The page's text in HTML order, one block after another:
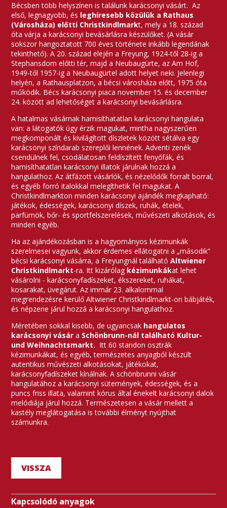
Bécsben több helyszínen is találunk karácsonyi vásárt. Az
első, legnagyobb, és leghíresebb közülük a Rathaus
(Városháza) előtti Christkindlmarkt, mely a 18. század
óta várja a karácsonyi bevásárlásra készülőket. (A vásár
sokszor hangoztatott 700 éves története inkább legendának
tekinthető). A 20. század elején a Freyung, 1924-től 28-ig a
Stephansdom előtti tér, majd a Neubaugürte, az Am Hof,
1949-től 1957-ig a Neubaugürtel adott helyet neki. Jelenlegi
helyén, a Rathausplatzon, a bécsi városháza előtt, 1975 óta
működik. Bécs karácsonyi piaca november 15. és december
24. között ad lehetőséget a karácsonyi bevásárlásra.
A hatalmas vásárnak hamisíthatatlan karácsonyi hangulata
van: a látogatók úgy érzik magukat, mintha nagyszerűen
megkomponált és kivilágított díszletek között sétálva egy
karácsonyi színdarab szereplői lennének. Adventi zenék
csendülnek fel, csodálatosan feldíszített fenyőfák, és
hamisíthatatlan karácsonyi illatok járulnak hozzá a
hangulathoz. Az átfázott vásárlók, és nézelődők forralt borral,
és egyéb forró italokkal melegíthetik fel magukat. A
Christkindlmarkton minden karácsonyi ajándék megkapható:
játékok, édességek, karácsonyi díszek, ruhák, ételek,
parfümök, bőr- és sportfelszerelések, művészeti alkotások, és
minden egyéb.
Ha az ajándékozásban is a hagyományos kézimunkák
szerelmesei vagyunk, akkor érdemes ellátogatni a „második”
bécsi karácsonyi vásárra, a Freyungnál találhatóAltwiener
Christkindlmarkt-ra. Itt kizárólag kézimunkákat lehet
vásárolni - karácsonyfadíszeket, ékszereket, ruhákat,
kosarakat, üvegárut. Az immár 23. alkalommal
megrendezésre kerülő Altwiener Christkindlmarkt-on bábjáték,
és népzene járul hozzá a karácsonyi hangulathoz.
Méretében sokkal kisebb, de ugyancsak hangulatos
karácsonyi vásár a Schönbrunn-nál található Kultur-
und Weihnachtsmarkt. Itt 60 standon osztrák
kézimunkákat, és egyéb, természetes anyagból készült
autentikus művészeti alkotásokat, játékokat,
karácsonyfadíszeket kínálnak. A schönbrunni vásár
hangulatához a karácsonyi sütemények, édességek, és a
puncs friss illata, valamint kórus által énekelt karácsonyi dalok
melódiája járul hozzá. Természetesen a vásár mellett a
kastély meglátogatása is további élményt nyújthat
számunkra.
VISSZA
Kapcsolódó anyagok